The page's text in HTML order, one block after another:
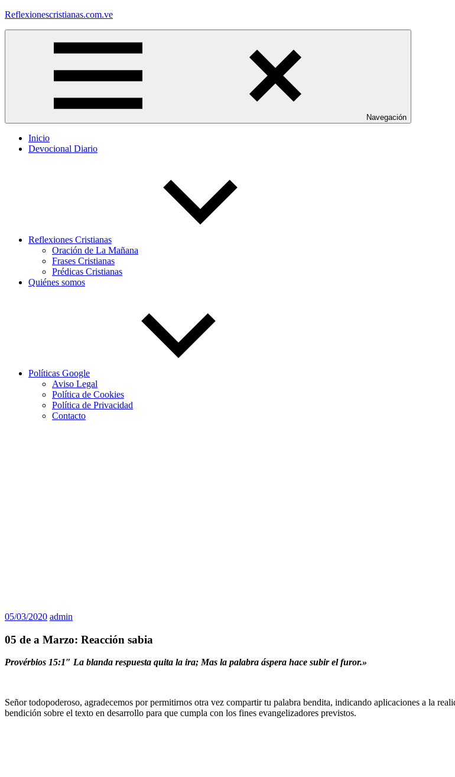
Saltar
Reflexionescristianas.com.ve
Navegación
Inicio
Devocional Diario
Reflexiones Cristianas
Oración de La Mañana
Frases Cristianas
Prédicas Cristianas
Quiénes somos
Políticas Google
Aviso Legal
Política de Cookies
Política de Privacidad
Contacto
05/03/2020 admin
05 de a Marzo: Reacción sabia
Provérbios 15:1″ La blanda respuesta quita la ira; Mas la palabra áspera hace subir el furor.»
Señor todopoderoso, agradecemos por permitirnos otra vez compartir tu palabra bendita, indicando aplicaciones a la
bendición sobre el texto en desarrollo para que cumpla con los fines evangelizadores previstos.